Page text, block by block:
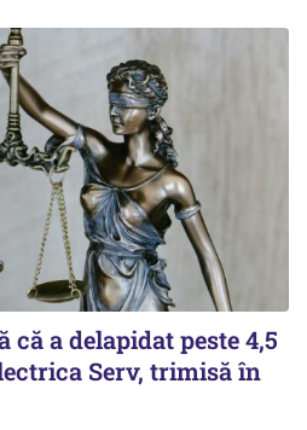
că a delapidat peste 4,5
Serv, trimisă în